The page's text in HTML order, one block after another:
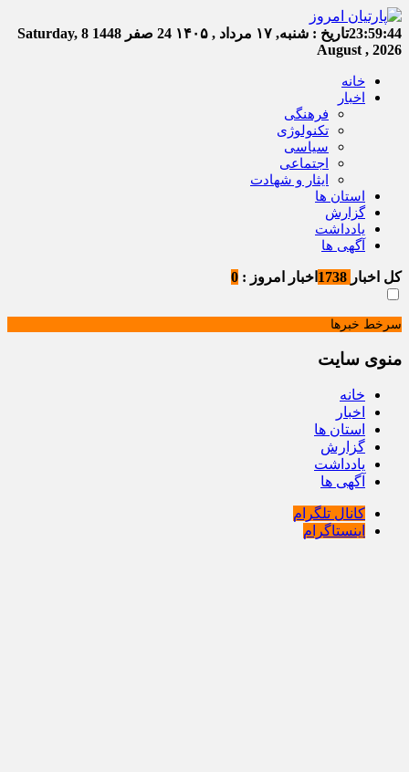
23:59:44تاریخ : شنبه, ۱۷ مرداد , ۱۴۰۵ 24 صفر 1448
Saturday, 8
August , 2026
خانه
اخبار
فرهنگی
تکنولوژی
سیاسی
اجتماعی
ایثار و شهادت
استان ها
گزارش
یادداشت
آگهی ها
کل اخبار اخبار امروز : 0
سرخط خبرها
منوی سایت
خانه
اخبار
استان ها
گزارش
یادداشت
آگهی ها
کانال تلگرام
اینستاگرام